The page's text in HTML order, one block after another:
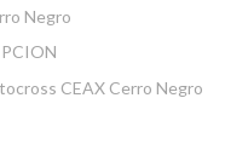
Negro
CEAX Cerro Negro